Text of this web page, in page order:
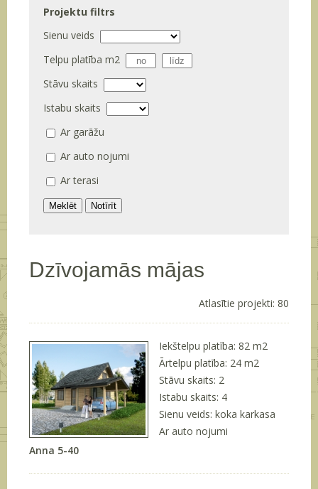
Projektu filtrs
Sienu veids
Telpu platība m2
Stāvu skaits
Istabu skaits
Ar garāžu
Ar auto nojumi
Ar terasi
Dzīvojamās mājas
Atlasītie projekti: 80
Anna 5-40
Iekštelpu platība: 82 m2
Ārtelpu platība: 24 m2
Stāvu skaits: 2
Istabu skaits: 4
Sienu veids: koka karkasa
Ar auto nojumi